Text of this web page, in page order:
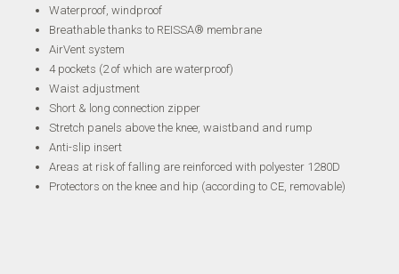
Waterproof, windproof
Breathable thanks to REISSA® membrane
AirVent system
4 pockets (2 of which are waterproof)
Waist adjustment
Short & long connection zipper
Stretch panels above the knee, waistband and rump
Anti-slip insert
Areas at risk of falling are reinforced with polyester 1280D
Protectors on the knee and hip (according to CE, removable)